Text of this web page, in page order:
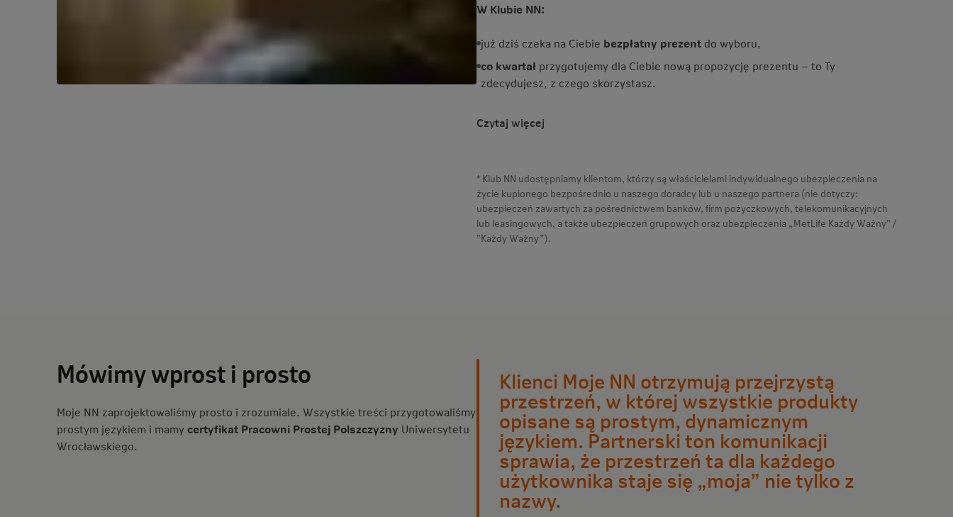
W Klubie NN:
już dziś czeka na Ciebie bezpłatny prezent do wyboru,
co kwartał przygotujemy dla Ciebie nową propozycję prezentu – to Ty
zdecydujesz, z czego skorzystasz.
Czytaj więcej
* Klub NN udostępniamy klientom, którzy są właścicielami indywidualnego ubezpieczenia na
życie kupionego bezpośrednio u naszego doradcy lub u naszego partnera (nie dotyczy:
ubezpieczeń zawartych za pośrednictwem banków, firm pożyczkowych, telekomunikacyjnych
lub leasingowych, a także ubezpieczeń grupowych oraz ubezpieczenia „MetLife Każdy Ważny" /
"Każdy Ważny”).
Mówimy wprost i prosto
Moje NN zaprojektowaliśmy prosto i zrozumiale. Wszystkie treści przygotowaliśmy
prostym językiem i mamycertyfikat Pracowni Prostej Polszczyzny Uniwersytetu
Wrocławskiego.
Klienci Moje NN otrzymują przejrzystą
przestrzeń, w której wszystkie produkty
opisane są prostym, dynamicznym
językiem. Partnerski ton komunikacji
sprawia, że przestrzeń ta dla każdego
użytkownika staje się „moja” nie tylko z
nazwy.